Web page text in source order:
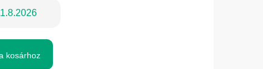
kosárhoz